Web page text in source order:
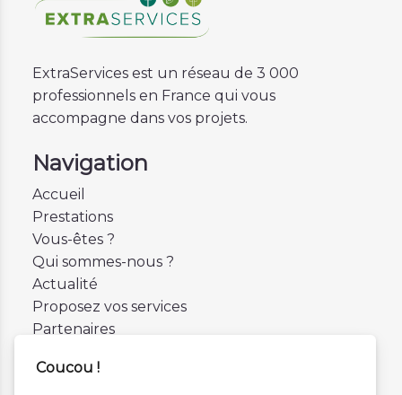
ExtraServices est un réseau de 3 000
professionnels en France qui vous
accompagne dans vos projets.
Navigation
Accueil
Prestations
Vous-êtes ?
Qui sommes-nous ?
Actualité
Proposez vos services
Partenaires
Mentions légales
Coucou !